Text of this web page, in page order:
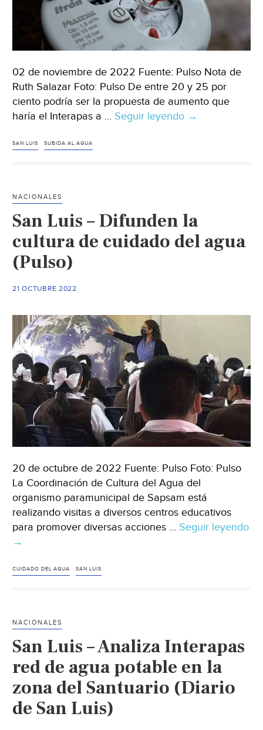
02 de noviembre de 2022 Fuente: Pulso Nota de
Ruth Salazar Foto: Pulso De entre 20 y 25 por
ciento podría ser la propuesta de aumento que
haría el Interapas a … Seguir leyendo San
agua,
hasta
25%
→
SAN LUIS SUBIDA AL AGUA
NACIONALES
San Luis – Difunden la
cultura de cuidado del agua
(Pulso)
21 OCTUBRE 2022
20 de octubre de 2022 Fuente: Pulso Foto: Pulso
La Coordinación de Cultura del Agua del
organismo paramunicipal de Sapsam está
realizando visitas a diversos centros educativos
para promover diversas acciones … Seguir leyendo
San
–
de
cuidado
agua
(Pulso)
→
CUIDADO DEL AGUA SAN LUIS
NACIONALES
San Luis – Analiza Interapas
red de agua potable en la
zona del Santuario (Diario
de San Luis)